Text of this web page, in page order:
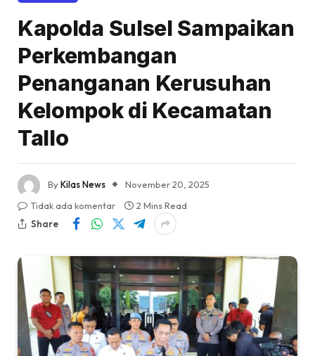
Kapolda Sulsel Sampaikan
Perkembangan
Penanganan Kerusuhan
Kelompok di Kecamatan
Tallo
ByKilas News
November 20, 2025
Tidak ada komentar
2 Mins Read
Share